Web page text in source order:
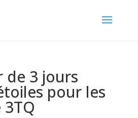
de 3 jours
pour les